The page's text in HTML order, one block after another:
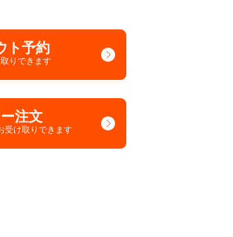
ト予約
りできます
注文
受け取りできます